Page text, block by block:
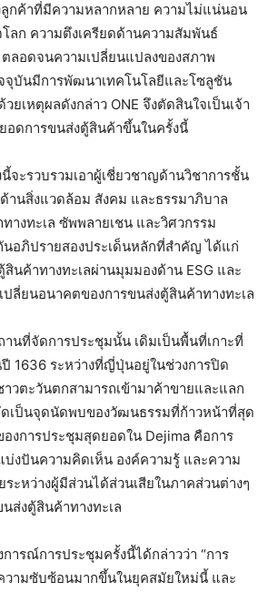
ลูกค้าที่มีความหลากหลาย ความไม่แน่นอน
ลก ความตึงเครียดด้านความสัมพันธ์
ตลอดจนความเปลี่ยนแปลงของสภาพ
จุบันมีการพัฒนาเทคโนโลยีและโซลูชัน
ยเหตุผลดังกล่าว ONE จึงตัดสินใจเป็นเจ้า
อดการขนส่งตู้สินค้าขึ้นในครั้งนี้
จะรวบรวมเอาผู้เชี่ยวชาญด้านวิชาการชั้น
านสิ่งแวดล้อม สังคม และธรรมาภิบาล
างทะเล ซัพพลายเชน และวิศวกรรม
นอภิปรายสองประเด็นหลักที่สำคัญ ได้แก่
นค้าทางทะเลผ่านมุมมองด้าน ESG และ
ปลี่ยนอนาคตของการขนส่งตู้สินค้าทางทะเล
านที่จัดการประชุมนั้น เดิมเป็นพื้นที่เกาะที่
1636 ระหว่างที่ญี่ปุ่นอยู่ในช่วงการปิด
วตะวันตกสามารถเข้ามาค้าขายและแลก
เป็นจุดนัดพบของวัฒนธรรมที่ก้าวหน้าที่สุด
งการประชุมสุดยอดใน Dejima คือการ
งปันความคิดเห็น องค์ความรู้ และความ
ะหว่างผู้มีส่วนได้ส่วนเสียในภาคส่วนต่างๆ
ส่งตู้สินค้าทางทะเล
ารณ์การประชุมครั้งนี้ได้กล่าวว่า “การ
วามซับซ้อนมากขึ้นในยุคสมัยใหม่นี้ และ